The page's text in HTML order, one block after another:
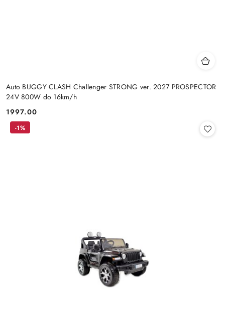
Auto BUGGY CLASH Challenger STRONG ver. 2027 PROSPECTOR
24V 800W do 16km/h
Cena:
1997.00
-1%